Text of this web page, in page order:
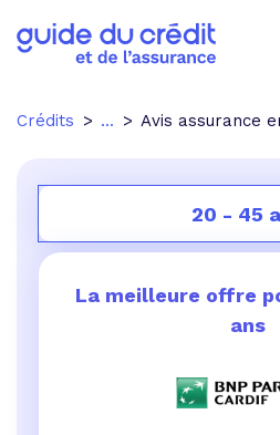
Crédits ... Avis assurance
20 - 45
La meilleure offre
ans